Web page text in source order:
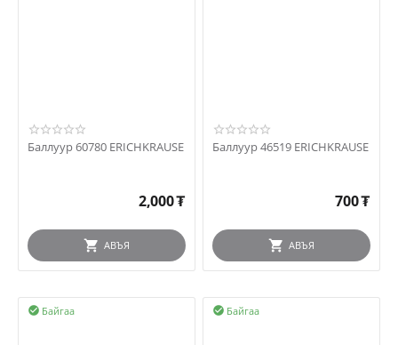
Баллуур 60780 ERICHKRAUSE
2,000₮
АВЪЯ
Баллуур 46519 ERICHKRAUSE
700₮
АВЪЯ
Байгаа
 Байгаа
